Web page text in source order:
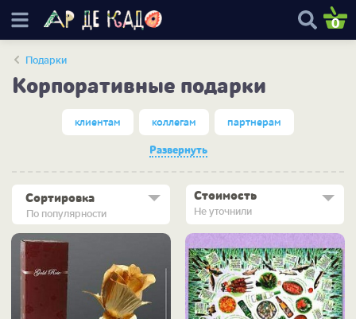
0
Подарки
Корпоративные подарки
клиентам коллегам партнерам
Развернуть
По популярности
Сортировка Стоимость
Не уточнили